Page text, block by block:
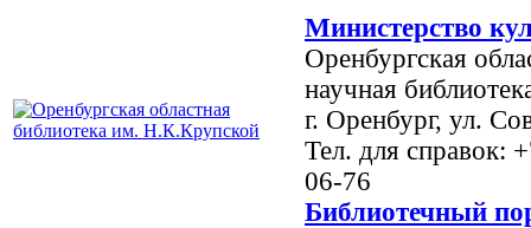
Министерство
Оренбургская
научная
г. Оренбург, ул.
Тел. для справок:
06-76
Библиотечный